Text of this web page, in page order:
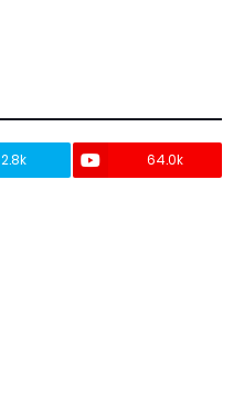
2.8k
64.0k